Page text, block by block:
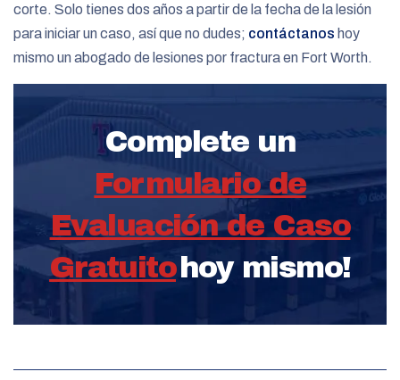
corte. Solo tienes dos años a partir de la fecha de la lesión
para iniciar un caso, así que no dudes; contáctanos hoy
mismo un abogado de lesiones por fractura en Fort Worth.
Complete un
Formulario de
Evaluación de Caso
Gratuitohoy mismo!